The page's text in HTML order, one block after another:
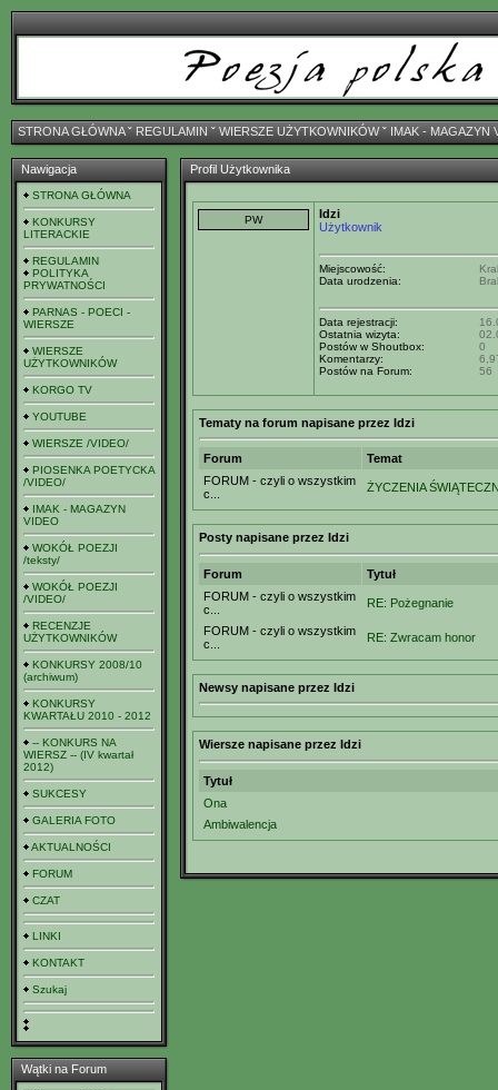
STRONA GŁÓWNAˇ REGULAMIN ˇ WIERSZE UŻYTKOWNIKÓWˇ IMAK - MAGAZYN
Nawigacja
STRONA GŁÓWNA
KONKURSY
LITERACKIE
REGULAMIN
POLITYKA
PRYWATNOŚCI
PARNAS - POECI -
WIERSZE
WIERSZE
UŻYTKOWNIKÓW
KORGO TV
YOUTUBE
WIERSZE /VIDEO/
PIOSENKA POETYCKA
/VIDEO/
IMAK - MAGAZYN
VIDEO
WOKÓŁ POEZJI
/teksty/
WOKÓŁ POEZJI
/VIDEO/
RECENZJE
UŻYTKOWNIKÓW
KONKURSY 2008/10
(archiwum)
KONKURSY
KWARTAŁU 2010 - 2012
-- KONKURS NA
WIERSZ -- (IV kwartał
2012)
SUKCESY
GALERIA FOTO
AKTUALNOŚCI
FORUM
CZAT
LINKI
KONTAKT
Szukaj
Wątki na Forum
Profil Użytkownika
Idzi
Użytkownik
Miejscowość:
Data urodzenia:
Data rejestracji:
Ostatnia wizyta:
Postów w Shoutbox:
0
Komentarzy:
Postów na Forum:
56
Tematy na forum napisane przez Idzi
Forum
Temat
FORUM - czyli o wszystkim
c...
ŻYCZENIA
Posty napisane przez Idzi
Forum
Tytuł
FORUM - czyli o wszystkim
c...
RE: Pożegnanie
FORUM - czyli o wszystkim
c...
RE: Zwracam honor
Newsy napisane przez Idzi
Wiersze napisane przez Idzi
Tytuł
Ona
Ambiwalencja